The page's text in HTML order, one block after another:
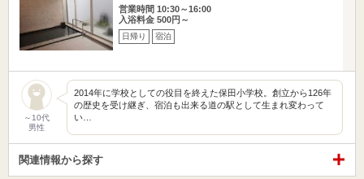
営業時間 10:30～16:00
入浴料金 500円～
日帰り 宿泊
～10代
男性
2014年に学校としての役目を終えた保田小学校。創立から126年
の歴史を受け継ぎ、宿泊も出来る道の駅として生まれ変わって
い…
関連情報から探す